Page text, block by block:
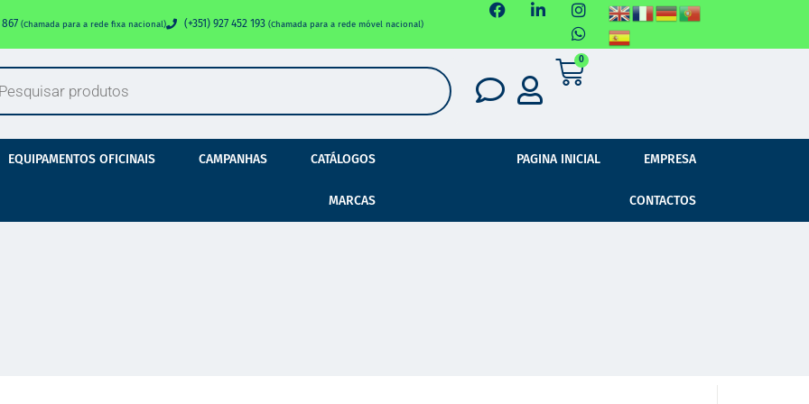
867 (Chamada para a rede fixa nacional) (+351) 927 452 193 (Chamada para a rede móvel nacional)
0
EQUIPAMENTOS OFICINAIS CAMPANHAS CATÁLOGOS
MARCAS
PAGINA INICIAL EMPRESA
CONTACTOS